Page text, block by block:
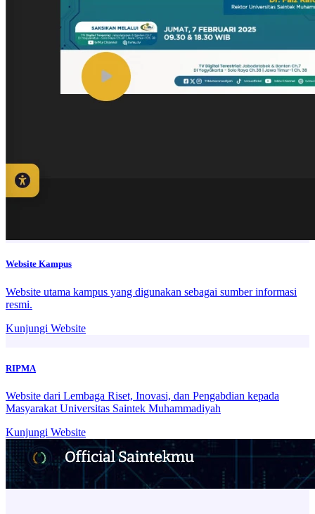
Website Kampus
Website utama kampus yang digunakan sebagai sumber informasi
resmi.
Kunjungi Website
RIPMA
Website dari Lembaga Riset, Inovasi, dan Pengabdian kepada
Masyarakat Universitas Saintek Muhammadiyah
Kunjungi Website